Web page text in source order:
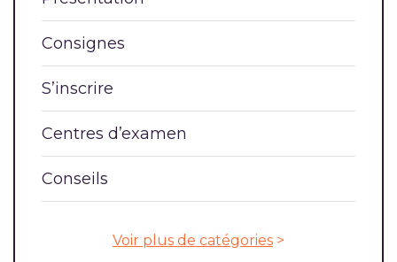
Consignes
S’inscrire
Centres d’examen
Conseils
Voir plus de catégories >